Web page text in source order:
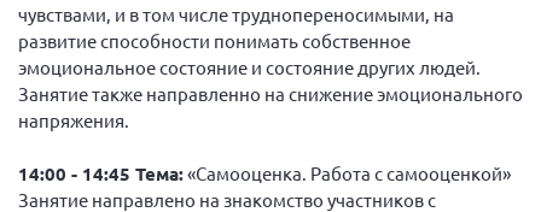
Исследования, аналитика, мнения
Всероссийская онлайн конференция
"Рассеянный склероз. XX лет работы
ОООИБРС" (25-29.08.2020)
"Рассеянный склероз: новые реалии" (26-
29.05.2022)
чувствами, и в том числе труднопереносимыми, на
развитие способности понимать собственное
эмоциональное состояние и состояние других людей.
Занятие также направленно на снижение эмоционального
напряжения.
14:00 - 14:45 Тема:«Самооценка. Работа с самооценкой»
Занятие направлено на знакомство участников с